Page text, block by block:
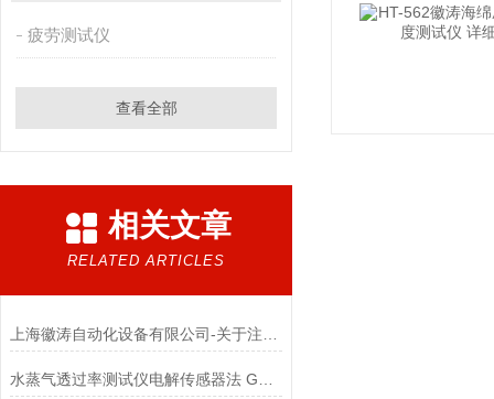
疲劳测试仪
查看全部
相关文章
RELATED ARTICLES